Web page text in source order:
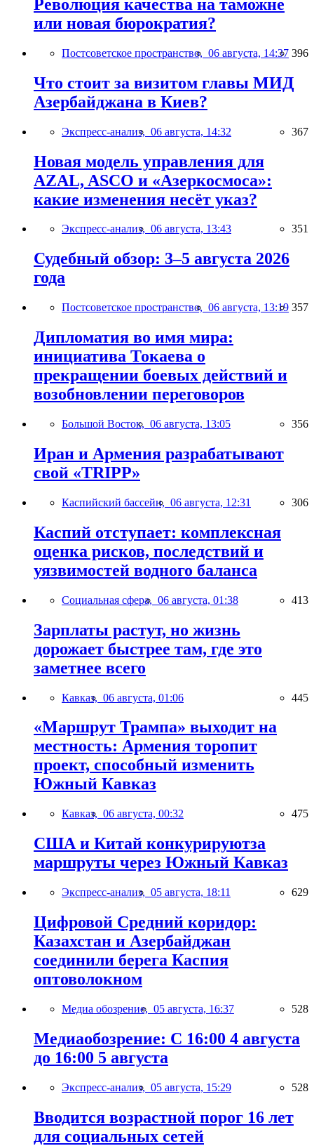
Революция качества на таможне
или новая бюрократия?
Постсоветское пространство, 06 августа, 14:37 396
Что стоит за визитом главы МИД
Азербайджана в Киев?
Экспресс-анализ, 06 августа, 14:32 367
Новая модель управления для
AZAL, ASCO и «Азеркосмоса»:
какие изменения несёт указ?
Экспресс-анализ, 06 августа, 13:43 351
Судебный обзор: 3–5 августа 2026
года
Постсоветское пространство, 06 августа, 13:19 357
Дипломатия во имя мира:
инициатива Токаева о
прекращении боевых действий и
возобновлении переговоров
Большой Восток, 06 августа, 13:05 356
Иран и Армения разрабатывают
свой «TRIPP»
Каспийский бассейн, 06 августа, 12:31 306
Каспий отступает: комплексная
оценка рисков, последствий и
уязвимостей водного баланса
Социальная сфера, 06 августа, 01:38 413
Зарплаты растут, но жизнь
дорожает быстрее там, где это
заметнее всего
Кавказ, 06 августа, 01:06 445
«Маршрут Трампа» выходит на
местность: Армения торопит
проект, способный изменить
Южный Кавказ
Кавказ, 06 августа, 00:32 475
США и Китай конкурируютза
маршруты через Южный Кавказ
Экспресс-анализ, 05 августа, 18:11 629
Цифровой Средний коридор:
Казахстан и Азербайджан
соединили берега Каспия
оптоволокном
Медиа обозрение, 05 августа, 16:37 528
Медиаобозрение: С 16:00 4 августа
до 16:00 5 августа
Экспресс-анализ, 05 августа, 15:29 528
Вводится возрастной порог 16 лет
для социальных сетей